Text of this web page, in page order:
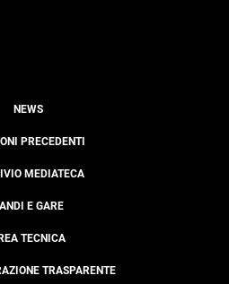
NEWS
PRECEDENTI
MEDIATECA
E GARE
TECNICA
TRASPARENTE